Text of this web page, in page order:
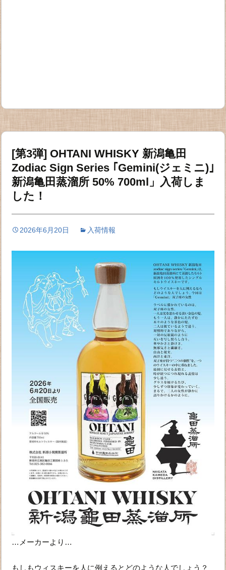
[第3弾] OHTANI WHISKY 新潟亀田
Zodiac Sign Series ｢Gemini(ジェミニ)｣
新潟亀田蒸溜所 50% 700ml」入荷しま
した！
2026年6月20日 入荷情報
…メーカーより…
もしもウィスキーを人に例えるとどのような人でしょう？